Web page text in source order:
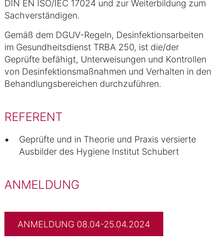
DIN EN ISO/IEC 17024 und zur Weiterbildung zum
Sachverständigen.
Gemäß dem DGUV-Regeln, Desinfektionsarbeiten
im Gesundheitsdienst TRBA 250, ist die/der
Geprüfte befähigt, Unterweisungen und Kontrollen
von Desinfektionsmaßnahmen und Verhalten in den
Behandlungsbereichen durchzuführen.
REFERENT
Geprüfte und in Theorie und Praxis versierte
Ausbilder des Hygiene Institut Schubert
ANMELDUNG
ANMELDUNG 08.04-25.04.2024